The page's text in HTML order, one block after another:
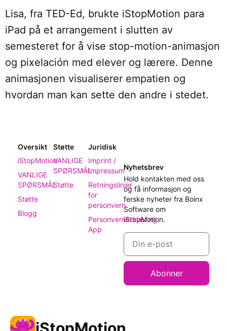
Lisa, fra TED-Ed, brukte iStopMotion para
iPad på et arrangement i slutten av
semesteret for å vise stop-motion-animasjon
og pixelación med elever og lærere. Denne
animasjonen visualiserer empatien og
hvordan man kan sette den andre i stedet.
Oversikt
iStopMotion
VANLIGE
SPØRSMÅL
Støtte
Blogg
Støtte
VANLIGE
SPØRSMÅL
Støtte
Juridisk
Imprint /
Impressum
Retningslinjer
for
personvern
Personvernerklæring
App
Nyhetsbrev
Hold kontakten med oss
og få informasjon og
ferske nyheter fra Boinx
Software om
iStopMotion.
Abonner